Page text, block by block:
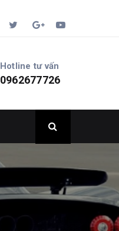
Hotline tư vấn
0962677726